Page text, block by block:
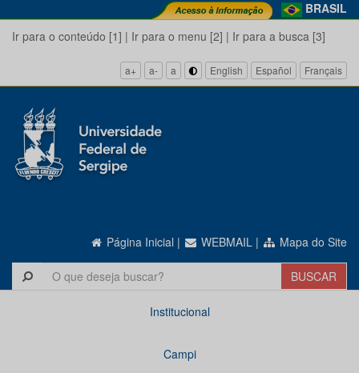
BRASIL
Ir para o conteúdo [1] | Ir para o menu [2] | Ir para a busca [3]
a+ a- a English Español Français
Página Inicial | WEBMAIL | Mapa do Site
Institucional
Campi